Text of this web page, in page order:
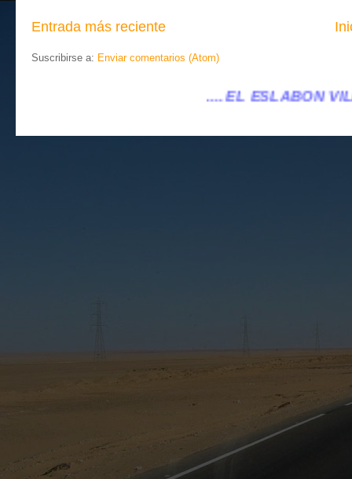
Entrada más reciente
Suscribirse a: Enviar comentarios (Atom)
.... EL ESLABÓN VILLENA ...